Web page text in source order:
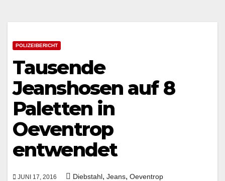
POLIZEIBERICHT
Tausende
Jeanshosen auf 8
Paletten in
Oeventrop
entwendet
JUNI 17, 2016 Diebstahl, Jeans, Oeventrop